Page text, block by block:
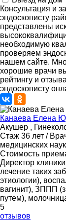
Консультация и
эндоскописту
представлены
необходимую
проверяем
нашем сайте.
хорошие врачи
рейтингу и
эндоскописту
Канаева Елена
Акушер ,
Стаж 36 лет /
медицинских наук
Стоимость
Директор
лечение таких
этиологии),
вагинит), ЗППП
путем),
5
отзывов